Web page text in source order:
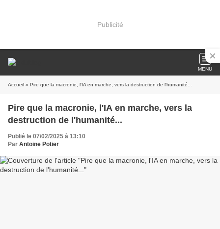
Publicité
MENU
Accueil » Pire que la macronie, l'IA en marche, vers la destruction de l'humanité...
Pire que la macronie, l'IA en marche, vers la
destruction de l'humanité...
Publié le 07/02/2025 à 13:10
Par Antoine Potier